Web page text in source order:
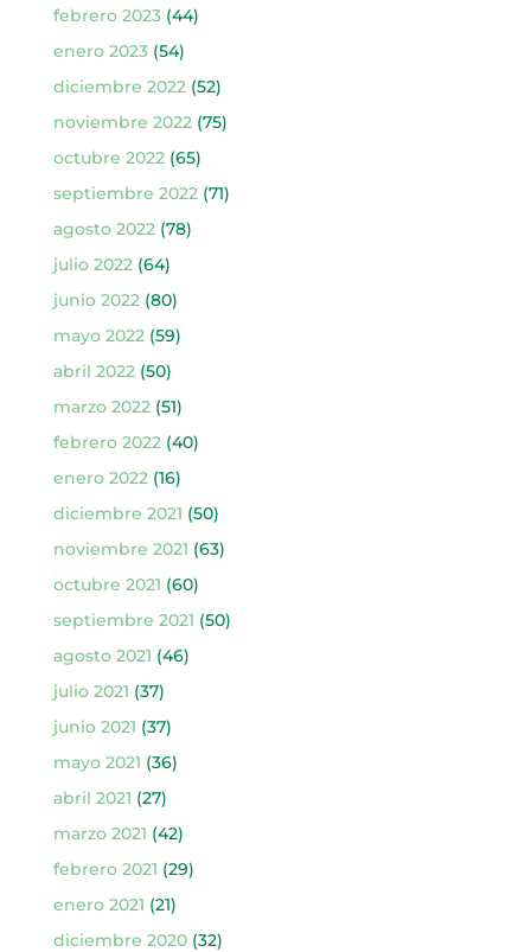
febrero 2023(44)
enero 2023(54)
diciembre 2022(52)
noviembre 2022(75)
octubre 2022(65)
septiembre 2022(71)
agosto 2022(78)
julio 2022(64)
junio 2022(80)
mayo 2022(59)
abril 2022(50)
marzo 2022(51)
febrero 2022(40)
enero 2022(16)
diciembre 2021 (50)
noviembre 2021 (63)
octubre 2021 (60)
septiembre 2021 (50)
agosto 2021 (46)
julio 2021 (37)
junio 2021 (37)
mayo 2021 (36)
abril 2021 (27)
marzo 2021 (42)
febrero 2021 (29)
enero 2021 (21)
diciembre 2020(32)